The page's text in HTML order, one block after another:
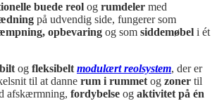
buede reol og rumdeler med
på udvendig side, fungerer som
opbevaring og som siddemøbel i ét
og fleksibelt modulært reolsystem, der er
til at danne rum i rummet og zoner til
afskærmning, fordybelse og aktivitet på én